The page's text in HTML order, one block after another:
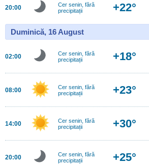
20:00
Cer senin, fără
precipitații
+22°
Duminică, 16 August
02:00
Cer senin, fără
precipitații
+18°
08:00
Cer senin, fără
precipitații
+23°
14:00
Cer senin, fără
precipitații
+30°
20:00
Cer senin, fără
precipitații
+25°